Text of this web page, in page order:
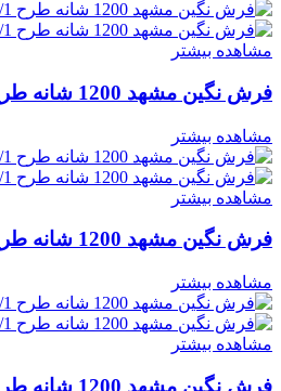
مشاهده بیشتر
فرش نگین مشهد 1200 شانه طرح 1247/1 بژ طلایی
مشاهده بیشتر
مشاهده بیشتر
فرش نگین مشهد 1200 شانه طرح 1246/1 بژ
مشاهده بیشتر
مشاهده بیشتر
فرش نگین مشهد 1200 شانه طرح 1245/1 بژ کرم